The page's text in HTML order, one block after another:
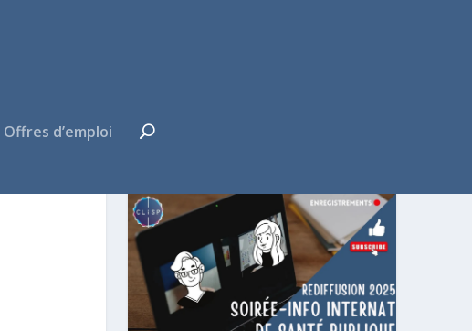
Offres d’emploi